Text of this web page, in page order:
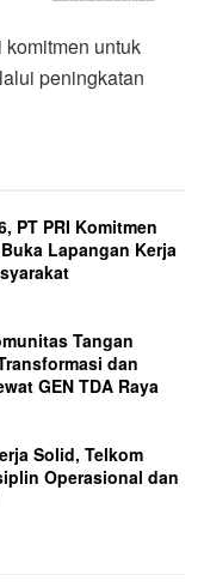
untuk
peningkatan
PT PRI Komitmen
Lapangan Kerja
Tangan
dan
GEN TDA Raya
Solid, Telkom
Operasional dan